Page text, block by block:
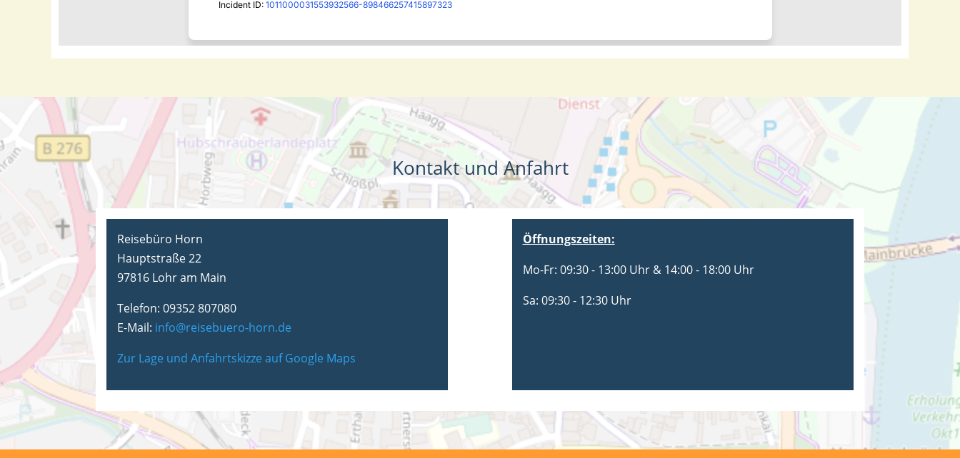
Kontakt und Anfahrt
Reisebüro Horn
Hauptstraße 22
97816 Lohr am Main
Telefon: 09352 807080
E-Mail: info@reisebuero-horn.de
Zur Lage und Anfahrtskizze auf Google Maps
Öffnungszeiten:
Mo-Fr: 09:30 - 13:00 Uhr & 14:00 - 18:00 Uhr
Sa: 09:30 - 12:30 Uhr